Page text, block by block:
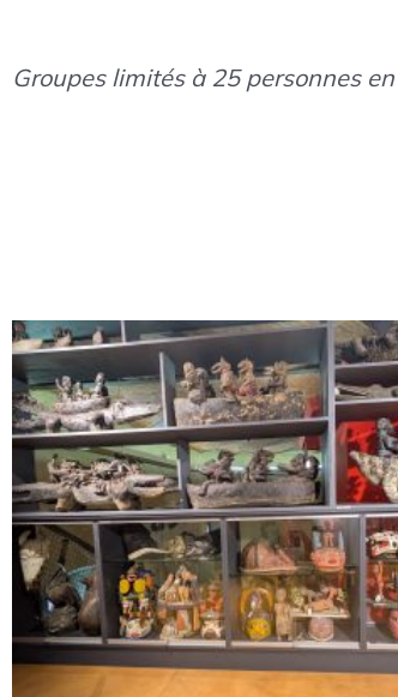
Groupes limités à 25 personnes